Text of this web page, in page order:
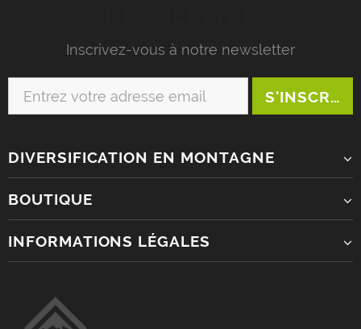
Inscrivez-vous à notre newsletter
DIVERSIFICATION EN MONTAGNE
BOUTIQUE
INFORMATIONS LÉGALES